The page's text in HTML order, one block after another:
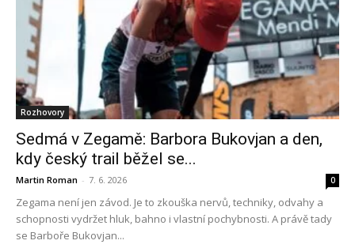
Rozhovory
Sedmá v Zegamě: Barbora Bukovjan a den,
kdy český trail běžel se...
Martin Roman - 7. 6. 2026 0
Zegama není jen závod. Je to zkouška nervů, techniky, odvahy a
schopnosti vydržet hluk, bahno i vlastní pochybnosti. A právě tady
se Barboře Bukovjan...